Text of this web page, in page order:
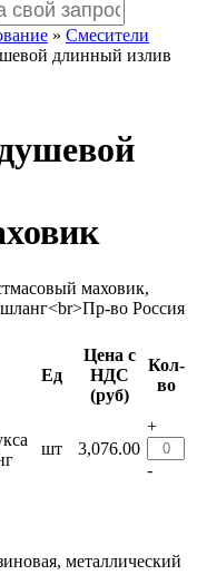
» Смесители
длинный излив
Ед
Цена с
НДС
(руб)
Кол-
во
шт 3,076.00
+
-
металлический